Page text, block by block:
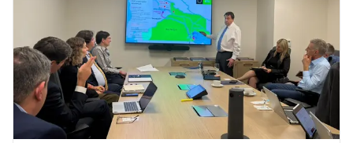
Transparencia
Presupuesto
Boletín Oficial